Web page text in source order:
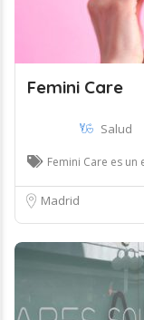
Femini Care
Salud
Femini Care es
Madrid